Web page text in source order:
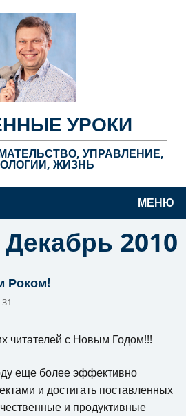
УРОКИ
УПРАВЛЕНИЕ,
ЖИЗНЬ
МЕНЮ
2010
Роком!
читателей с Новым Годом!!!
еще более эффективно
и достигать поставленных
и продуктивные